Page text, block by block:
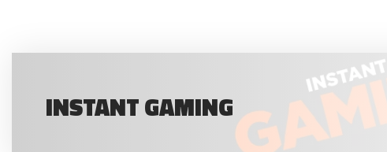
INSTANT GAMING